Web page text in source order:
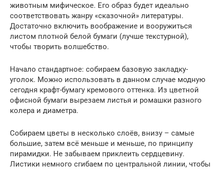
животным мифическое. Его образ будет идеально
соответствовать жанру «сказочной» литературы.
Достаточно включить воображение и вооружиться
листом плотной белой бумаги (лучше текстурной),
чтобы творить волшебство.
Начало стандартное: собираем базовую закладку-
уголок. Можно использовать в данном случае модную
сегодня крафт-бумагу кремового оттенка. Из цветной
офисной бумаги вырезаем листья и ромашки разного
колера и диаметра.
Собираем цветы в несколько слоёв, внизу – самые
большие, затем всё меньше и меньше, по принципу
пирамидки. Не забываем приклеить сердцевину.
Листики немного сгибаем по центральной линии, чтобы